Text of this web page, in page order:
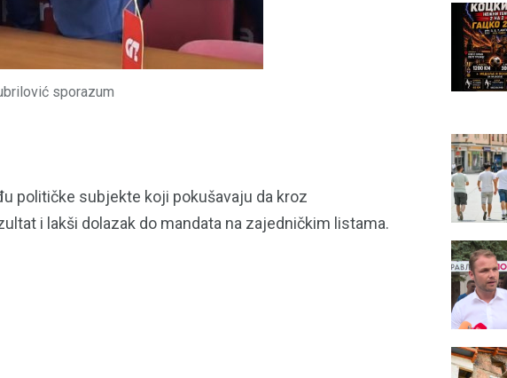
sporazum
političke subjekte koji pokušavaju da kroz
i lakši dolazak do mandata na zajedničkim listama.